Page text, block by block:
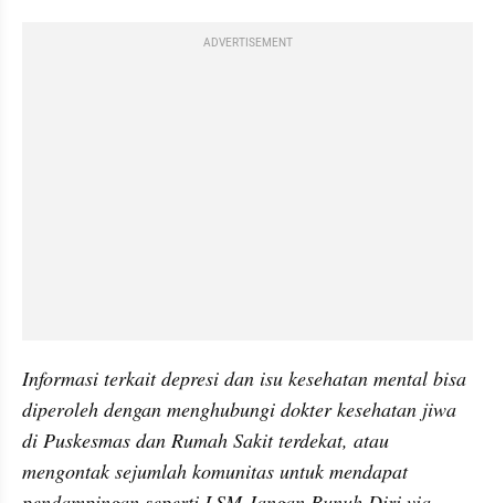
ADVERTISEMENT
Informasi terkait depresi dan isu kesehatan mental bisa
diperoleh dengan menghubungi dokter kesehatan jiwa
di Puskesmas dan Rumah Sakit terdekat, atau
mengontak sejumlah komunitas untuk mendapat